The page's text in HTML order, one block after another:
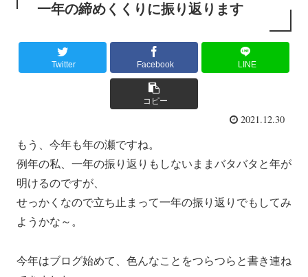
一年の締めくくりに振り返ります
Twitter Facebook LINE
コピー
2021.12.30
もう、今年も年の瀬ですね。
例年の私、一年の振り返りもしないままバタバタと年が
明けるのですが、
せっかくなので立ち止まって一年の振り返りでもしてみ
ようかな～。
今年はブログ始めて、色んなことをつらつらと書き連ね